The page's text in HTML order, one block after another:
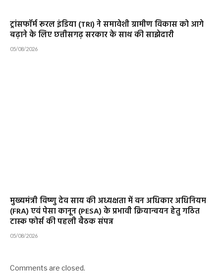
ट्रांसफॉर्म रूरल इंडिया (TRI) ने समावेशी ग्रामीण विकास को आगे
बढ़ाने के लिए छत्तीसगढ़ सरकार के साथ की साझेदारी
05/08/2026
मुख्यमंत्री विष्णु देव साय की अध्यक्षता में वन अधिकार अधिनियम
(FRA) एवं पेसा कानून (PESA) के प्रभावी क्रियान्वयन हेतु गठित
टास्क फोर्स की पहली बैठक संपन्न
05/08/2026
Comments are closed.